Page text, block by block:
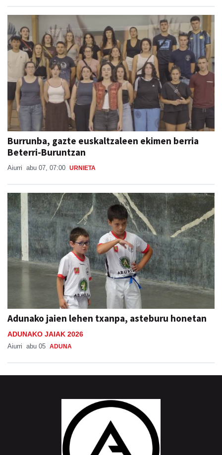
Burrunba, gazte euskaltzaleen ekimen berria
Beterri-Buruntzan
Aiurri abu 07, 07:00 URNIETA
Adunako jaien lehen txanpa, asteburu honetan
ADUNAKO JAIAK 2026
Aiurri abu 05 ADUNA